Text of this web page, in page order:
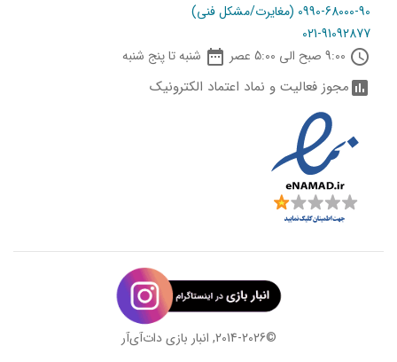
0990-68000-90 (مغایرت/مشکل فنی)
021-91092877
schedule
 شنبه تا پنج شنبه
assessmentمجوز فعالیت و نماد اعتماد الکترونیک
©2014-2026, انبار بازی دات‌‌آی‌آر